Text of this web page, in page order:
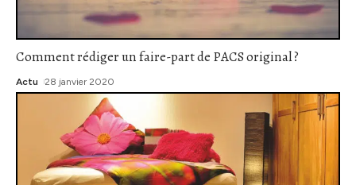
Comment rédiger un faire-part de PACS original ?
Actu 28 janvier 2020